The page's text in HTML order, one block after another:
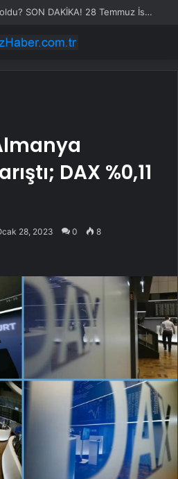
İstanbul’da deprem mi oldu? SON DAKİKA! 28 Temmuz İstanbul’da az önce nerede deprem oldu?
DAX %0,11
28, 2023 0 8